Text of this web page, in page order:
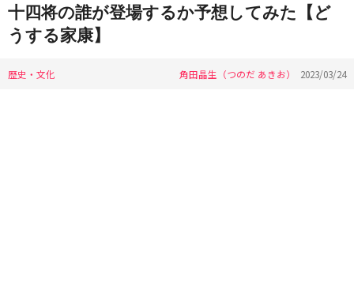
十四将の誰が登場するか予想してみた【ど
うする家康】
歴史・文化 角田晶生（つのだ あきお） 2023/03/24